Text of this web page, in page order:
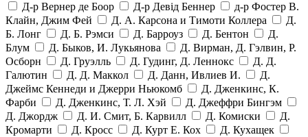
Д-р Вернер де Боор
Д-р Девід Беннер
д-р Фостер В.
Клайн, Джим Фей
Д. А. Карсона и Тимоти Коллера
Д.
Б. Лонг
Д. Б. Рэмси Д. Барроуз Д. Бентон
Д.
Блум
Д. Быков, И. Лукьянова
Д. Вирман, Д. Гэлвин, Р.
Осборн
Д. Груэлль Д. Гудинг, Д. Леннокс
Д. Д.
Галютин
Д. Д. Маккол Д. Данн, Ивлиев И.
Д.
Джеймс Кеннеди и Джерри Ньюкомб
Д. Дженкинс, К.
Фарби
Д. Дженкинс, Т. Л. Хэй
Д. Джеффри Бингэм
Д. Джордж
Д. И. Смит, Б. Карвилл Д. Комиски
Д.
Кромарти
Д. Кросс Д. Курт Е. Кох
Д. Кухащек